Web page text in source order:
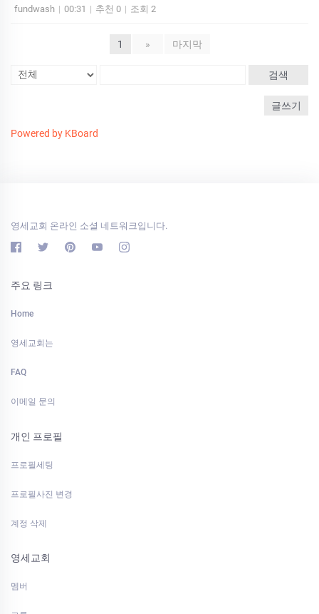
fundwash | 00:31 | 추천 0 | 조회 2
1 » 마지막
검색
글쓰기
Powered by KBoard
영세교회 온라인 소셜 네트워크입니다.
주요 링크
Home
영세교회는
FAQ
이메일 문의
개인 프로필
프로필세팅
프로필사진 변경
계정 삭제
영세교회
멤버